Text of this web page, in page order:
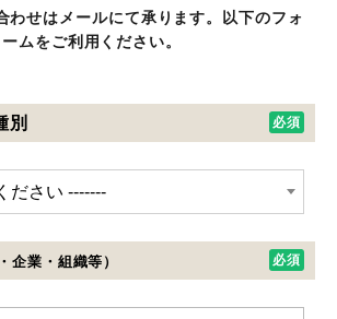
わせはメールにて承ります。以下のフォ
ームをご利用ください。
別
企業・組織等）